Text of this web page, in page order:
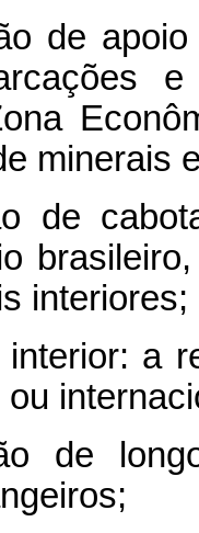
de
minerais
de
interiores;
a
de